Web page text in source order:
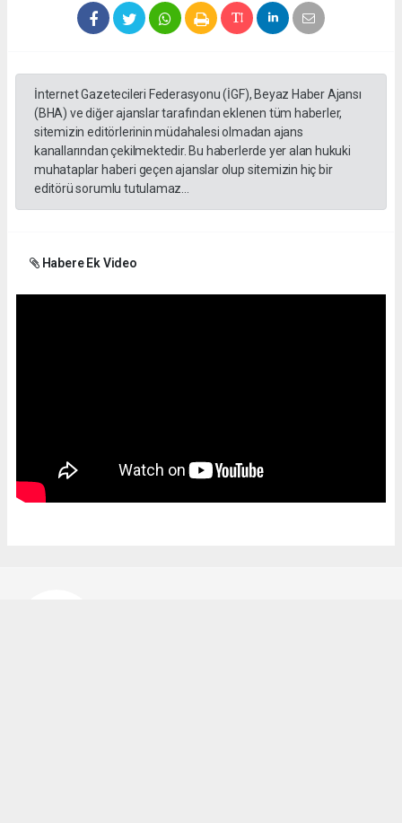
İnternet Gazetecileri Federasyonu (İGF), Beyaz Haber Ajansı
(BHA) ve diğer ajanslar tarafından eklenen tüm haberler,
sitemizin editörlerinin müdahalesi olmadan ajans
kanallarından çekilmektedir. Bu haberlerde yer alan hukuki
muhataplar haberi geçen ajanslar olup sitemizin hiç bir
editörü sorumlu tutulamaz...
Habere Ek Video